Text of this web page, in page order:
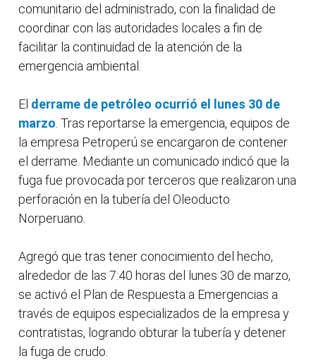
comunitario del administrado, con la finalidad de
coordinar con las autoridades locales a fin de
facilitar la continuidad de la atención de la
emergencia ambiental.
El derrame de petróleo ocurrió el lunes 30 de
marzo . Tras reportarse la emergencia, equipos de
la empresa Petroperú se encargaron de contener
el derrame. Mediante un comunicado indicó que la
fuga fue provocada por terceros que realizaron una
perforación en la tubería del Oleoducto
Norperuano.
Agregó que tras tener conocimiento del hecho,
alrededor de las 7:40 horas del lunes 30 de marzo,
se activó el Plan de Respuesta a Emergencias a
través de equipos especializados de la empresa y
contratistas, logrando obturar la tubería y detener
la fuga de crudo.